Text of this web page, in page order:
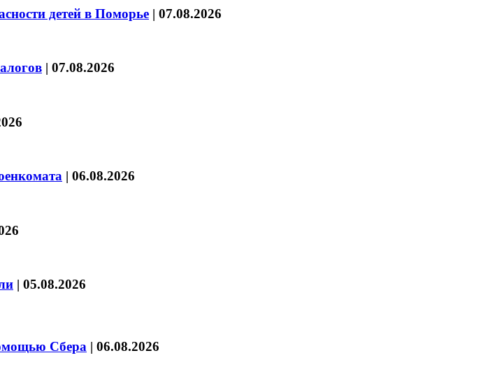
детей в Поморье | 07.08.2026
| 07.08.2026
| 06.08.2026
| 05.08.2026
Сбера | 06.08.2026